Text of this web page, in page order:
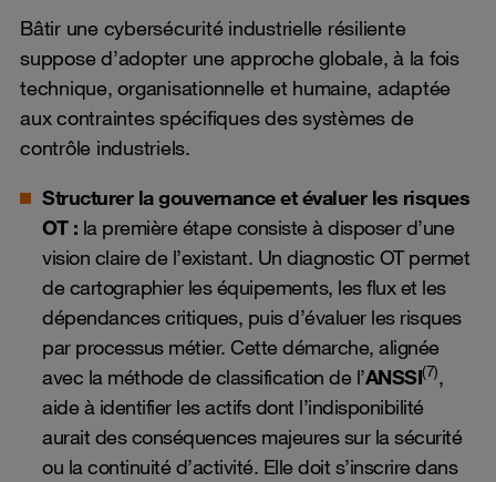
Bâtir une cybersécurité industrielle résiliente
suppose d’adopter une approche globale, à la fois
technique, organisationnelle et humaine, adaptée
aux contraintes spécifiques des systèmes de
contrôle industriels.
Structurer la gouvernance et évaluer les risques
OT : la première étape consiste à disposer d’une
vision claire de l’existant. Un diagnostic OT permet
de cartographier les équipements, les flux et les
dépendances critiques, puis d’évaluer les risques
par processus métier. Cette démarche, alignée
avec la méthode de classification de l’ANSSI(7),
aide à identifier les actifs dont l’indisponibilité
aurait des conséquences majeures sur la sécurité
ou la continuité d’activité. Elle doit s’inscrire dans